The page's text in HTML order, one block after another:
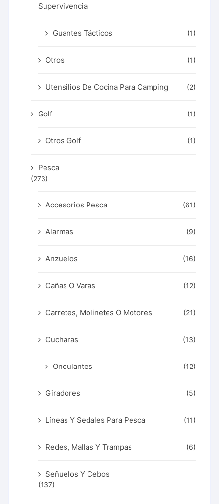
Supervivencia
Guantes Tácticos (1)
Otros (1)
Utensilios De Cocina Para Camping (2)
Golf (1)
Otros Golf (1)
Pesca
(273)
Accesorios Pesca (61)
Alarmas (9)
Anzuelos (16)
Cañas O Varas (12)
Carretes, Molinetes O Motores (21)
Cucharas (13)
Ondulantes (12)
Giradores (5)
Líneas Y Sedales Para Pesca (11)
Redes, Mallas Y Trampas (6)
Señuelos Y Cebos
(137)